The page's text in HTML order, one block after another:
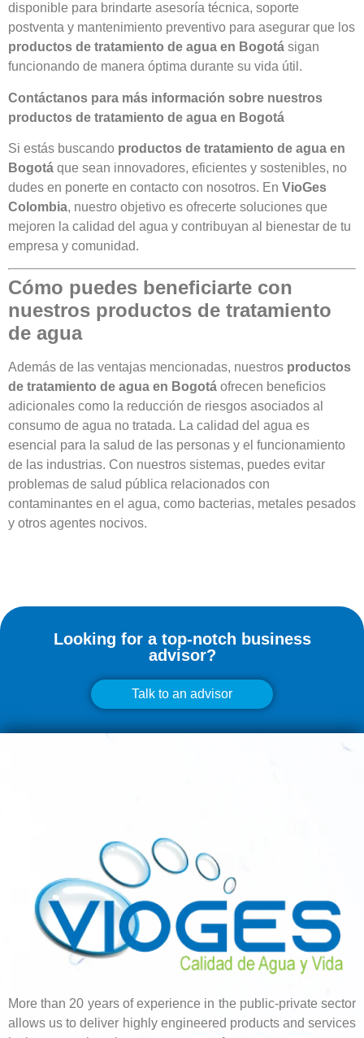
disponible para brindarte asesoría técnica, soporte
postventa y mantenimiento preventivo para asegurar que los
productos de tratamiento de agua en Bogotá sigan
funcionando de manera óptima durante su vida útil.
Contáctanos para más información sobre nuestros
productos de tratamiento de agua en Bogotá
Si estás buscando productos de tratamiento de agua en
Bogotá que sean innovadores, eficientes y sostenibles, no
dudes en ponerte en contacto con nosotros. En VioGes
Colombia, nuestro objetivo es ofrecerte soluciones que
mejoren la calidad del agua y contribuyan al bienestar de tu
empresa y comunidad.
Cómo puedes beneficiarte con
nuestros productos de tratamiento
de agua
Además de las ventajas mencionadas, nuestros productos
de tratamiento de agua en Bogotá ofrecen beneficios
adicionales como la reducción de riesgos asociados al
consumo de agua no tratada. La calidad del agua es
esencial para la salud de las personas y el funcionamiento
de las industrias. Con nuestros sistemas, puedes evitar
problemas de salud pública relacionados con
contaminantes en el agua, como bacterias, metales pesados
y otros agentes nocivos.
Looking for a top-notch business
advisor?
Talk to an advisor
More than 20 years of experience in the public-private sector
allows us to deliver highly engineered products and services